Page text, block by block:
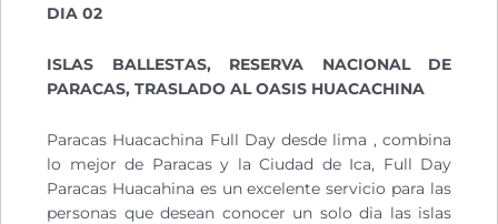
DIA 02
ISLAS BALLESTAS, RESERVA NACIONAL DE
PARACAS, TRASLADO AL OASIS HUACACHINA
Paracas Huacachina Full Day desde lima , combina
lo mejor de Paracas y la Ciudad de Ica, Full Day
Paracas Huacahina es un excelente servicio para las
personas que desean conocer un solo dia las islas